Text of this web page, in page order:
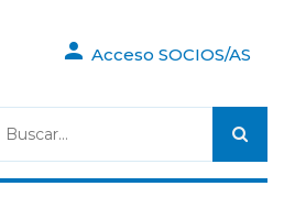
Acceso SOCIOS/AS